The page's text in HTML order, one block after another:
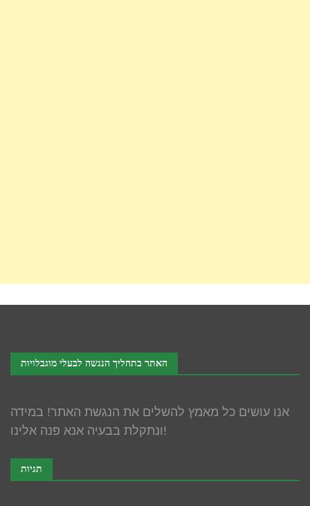
האתר בתהליך הנגשה לבעלי מוגבלויות
אנו עושים כל מאמץ להשלים את הנגשת האתר! במידה
ונתקלת בבעיה אנא פנה אלינו!
תגיות